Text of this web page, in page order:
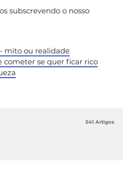
subscrevendo o nosso
mito ou realidade
cometer se quer ficar rico
541 Artigos